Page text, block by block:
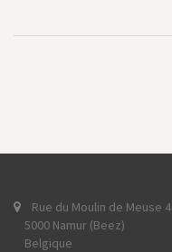
Rue du Moulin de Meuse 4
5000 Namur (Beez)
Belgique